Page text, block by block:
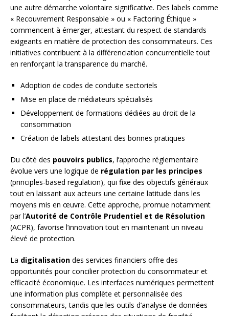
une autre démarche volontaire significative. Des labels comme
« Recouvrement Responsable » ou « Factoring Éthique »
commencent à émerger, attestant du respect de standards
exigeants en matière de protection des consommateurs. Ces
initiatives contribuent à la différenciation concurrentielle tout
en renforçant la transparence du marché.
Adoption de codes de conduite sectoriels
Mise en place de médiateurs spécialisés
Développement de formations dédiées au droit de la
consommation
Création de labels attestant des bonnes pratiques
Du côté des pouvoirs publics, l’approche réglementaire
évolue vers une logique de régulation par les principes
(principles-based regulation), qui fixe des objectifs généraux
tout en laissant aux acteurs une certaine latitude dans les
moyens mis en œuvre. Cette approche, promue notamment
par l’Autorité de Contrôle Prudentiel et de Résolution
(ACPR), favorise l’innovation tout en maintenant un niveau
élevé de protection.
La digitalisation des services financiers offre des
opportunités pour concilier protection du consommateur et
efficacité économique. Les interfaces numériques permettent
une information plus complète et personnalisée des
consommateurs, tandis que les outils d’analyse de données